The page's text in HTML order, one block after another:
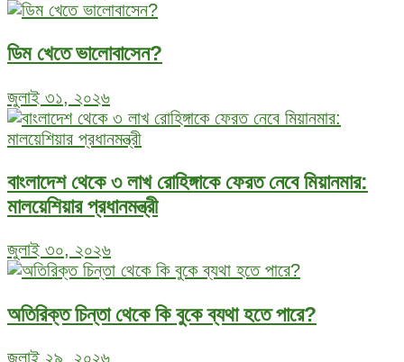
ডিম খেতে ভালোবাসেন?
জুলাই ৩১, ২০২৬
বাংলাদেশ থেকে ৩ লাখ রোহিঙ্গাকে ফেরত নেবে মিয়ানমার:
মালয়েশিয়ার প্রধানমন্ত্রী
জুলাই ৩০, ২০২৬
অতিরিক্ত চিন্তা থেকে কি বুকে ব্যথা হতে পারে?
জুলাই ২৯, ২০২৬